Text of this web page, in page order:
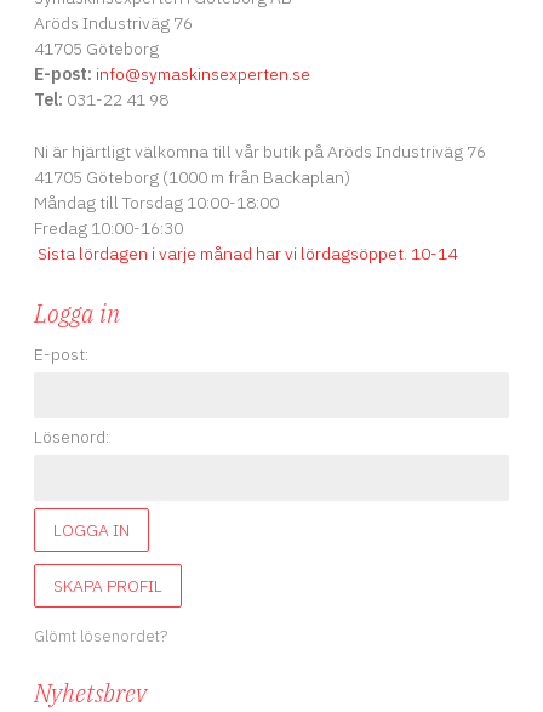
Aröds Industriväg 76
41705 Göteborg
E-post: info@symaskinsexperten.se
Tel: 031-22 41 98
Ni är hjärtligt välkomna till vår butik på Aröds Industriväg 76
41705 Göteborg (1000 m från Backaplan)
Måndag till Torsdag 10:00-18:00
Fredag 10:00-16:30
Sista lördagen i varje månad har vi lördagsöppet. 10-14
Logga in
E-post:
Lösenord:
LOGGA IN
SKAPA PROFIL
Glömt lösenordet?
Nyhetsbrev